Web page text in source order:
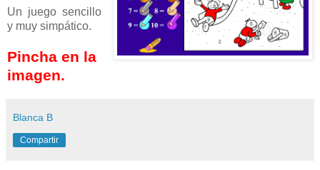
Un juego sencillo
y muy simpático.
Pincha en la
imagen.
Blanca B
Compartir